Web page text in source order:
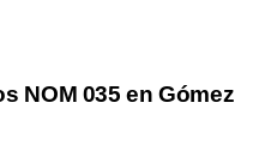
NOM 035 en Gómez